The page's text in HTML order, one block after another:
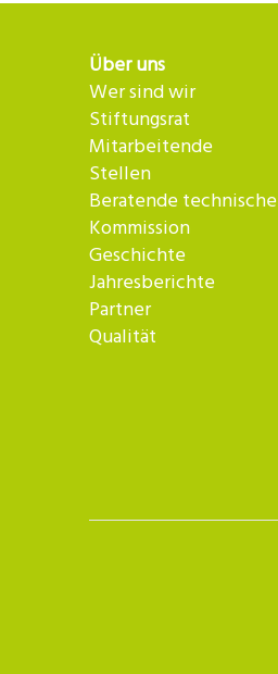
Über uns
Wer sind wir
Stiftungsrat
Mitarbeitende
Stellen
Beratende technische
Kommission
Geschichte
Jahresberichte
Partner
Qualität